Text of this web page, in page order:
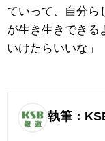
ていって、自分ら
が生き生きできる
いけたらいいな」
執筆：